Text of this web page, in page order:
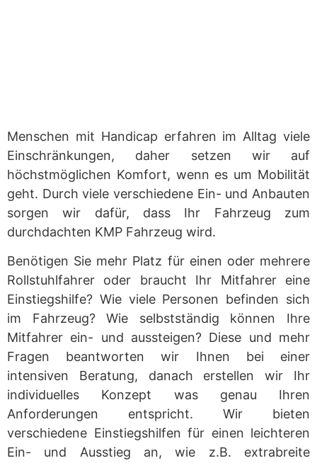
Menschen mit Handicap erfahren im Alltag viele
Einschränkungen, daher setzen wir auf
höchstmöglichen Komfort, wenn es um Mobilität
geht. Durch viele verschiedene Ein- und Anbauten
sorgen wir dafür, dass Ihr Fahrzeug zum
durchdachten KMP Fahrzeug wird.
Benötigen Sie mehr Platz für einen oder mehrere
Rollstuhlfahrer oder braucht Ihr Mitfahrer eine
Einstiegshilfe? Wie viele Personen befinden sich
im Fahrzeug? Wie selbstständig können Ihre
Mitfahrer ein- und aussteigen? Diese und mehr
Fragen beantworten wir Ihnen bei einer
intensiven Beratung, danach erstellen wir Ihr
individuelles Konzept was genau Ihren
Anforderungen entspricht. Wir bieten
verschiedene Einstiegshilfen für einen leichteren
Ein- und Ausstieg an, wie z.B. extrabreite